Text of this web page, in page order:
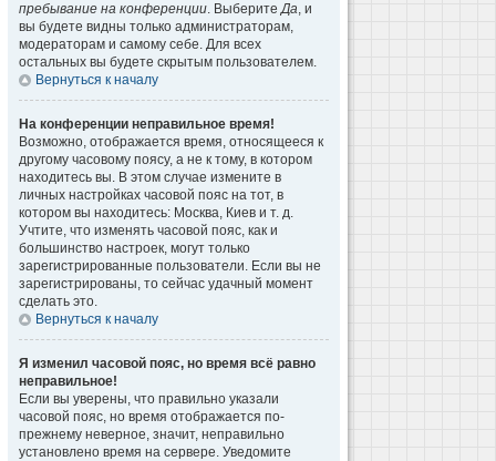
пребывание на конференции. ВыберитеДа, и
вы будете видны только администраторам,
модераторам и самому себе. Для всех
остальных вы будете скрытым пользователем.
Вернуться к началу
На конференции неправильное время!
Возможно, отображается время, относящееся к
другому часовому поясу, а не к тому, в котором
находитесь вы. В этом случае измените в
личных настройках часовой пояс на тот, в
котором вы находитесь: Москва, Киев и т. д.
Учтите, что изменять часовой пояс, как и
большинство настроек, могут только
зарегистрированные пользователи. Если вы не
зарегистрированы, то сейчас удачный момент
сделать это.
Вернуться к началу
Я изменил часовой пояс, но время всё равно
неправильное!
Если вы уверены, что правильно указали
часовой пояс, но время отображается по-
прежнему неверное, значит, неправильно
установлено время на сервере. Уведомите